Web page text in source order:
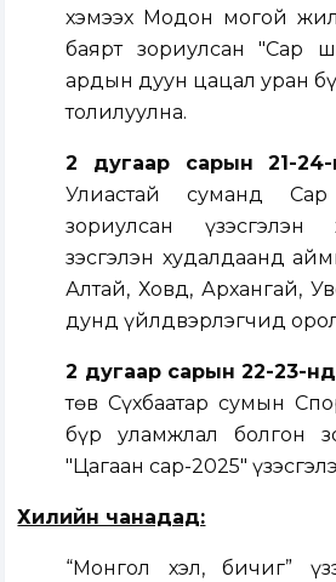
хэмээх Модон могой
баярт зориулсан "Сар
ардын дуун цацал уран
толилуулна.
2 дугаар сарын 21-24-
Улиастай суманд
зориулсан үзэсгэлэн
Үзэсгэлэн худалдаанд
Алтай, Ховд, Архангай,
дунд үйлдвэрлэгчид
2 дугаар сарын 22-23-
төв Сүхбаатар сумын
бүр уламжлал болгон
"Цагаан сар-2025"
Хилийн чанадад:
“Монгол хэл, бичиг”